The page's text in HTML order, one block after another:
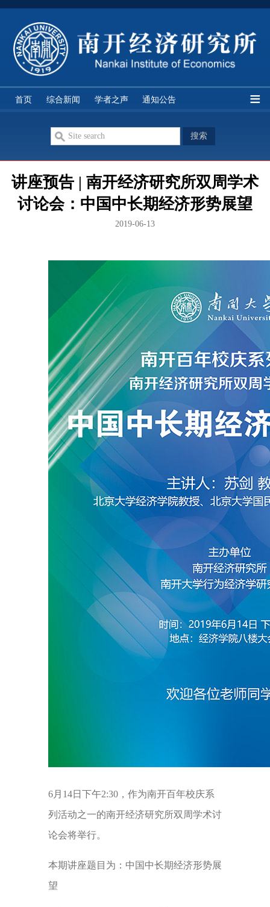
经研所简介 研究队伍 学科分类 研究机构
首页 综合新闻 学者之声 通知公告
讲座预告 | 南开经济研究所双周学术
讨论会：中国中长期经济形势展望
2019-06-13
6月14日下午2:30，作为南开百年校庆系
列活动之一的南开经济研究所双周学术讨
论会将举行。
本期讲座题目为：中国中长期经济形势展
望